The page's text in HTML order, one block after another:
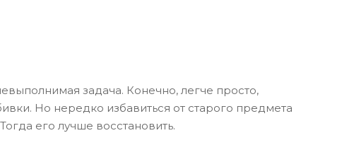
задача. Конечно, легче просто,
Но нередко избавиться от старого предмета
его лучше восстановить.